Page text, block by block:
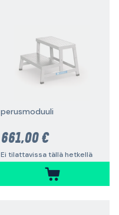
perusmoduuli
661,00 €
Ei tilattavissa tällä hetkellä